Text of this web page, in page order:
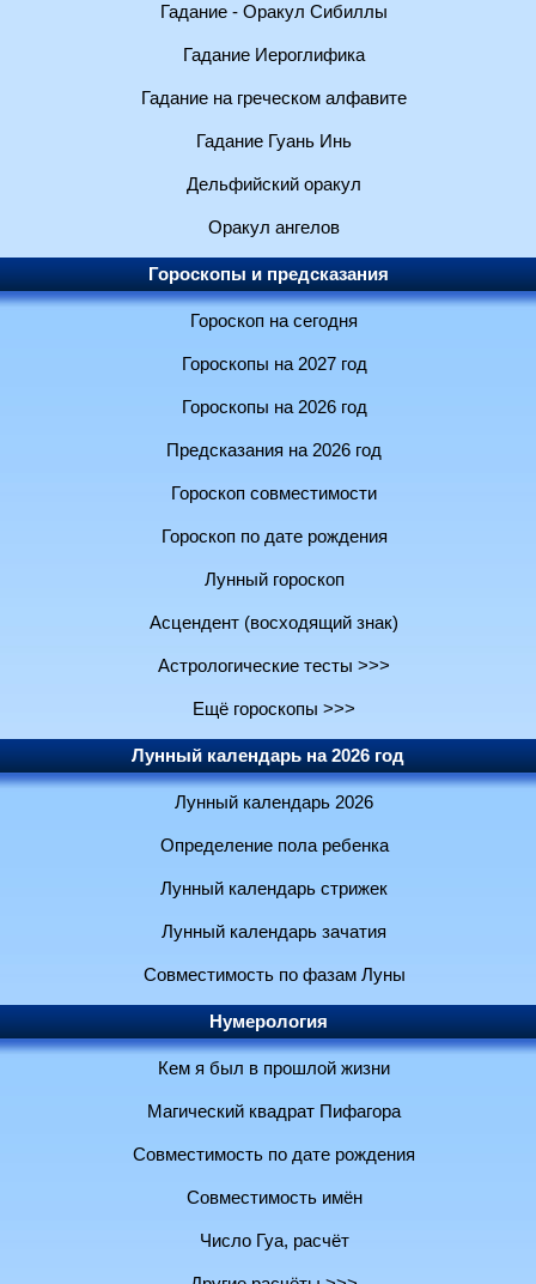
Гадание - Оракул Сибиллы
Гадание Иероглифика
Гадание на греческом алфавите
Гадание Гуань Инь
Дельфийский оракул
Оракул ангелов
Гороскопы и предсказания
Гороскоп на сегодня
Гороскопы на 2027 год
Гороскопы на 2026 год
Предсказания на 2026 год
Гороскоп совместимости
Гороскоп по дате рождения
Лунный гороскоп
Асцендент (восходящий знак)
Астрологические тесты >>>
Ещё гороскопы >>>
Лунный календарь на 2026 год
Лунный календарь 2026
Определение пола ребенка
Лунный календарь стрижек
Лунный календарь зачатия
Совместимость по фазам Луны
Нумерология
Кем я был в прошлой жизни
Магический квадрат Пифагора
Совместимость по дате рождения
Совместимость имён
Число Гуа, расчёт